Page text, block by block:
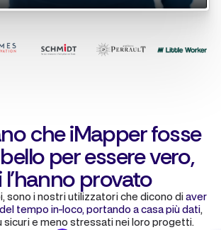
Mute
che iMapper fosse
per essere vero,
l'hanno provato
sono i nostri utilizzatori che dicono diaver
tempo in-loco, portando a casa più dati,
sicuri e meno stressati nei loro progetti.